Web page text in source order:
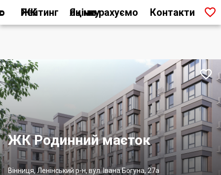
Рейтинг ЖК Як ми рахуємо оцінку Контакти 
ЖК Родинний маєток
Вінниця, Ленінський р-н, вул. Івана Богуна, 27а
